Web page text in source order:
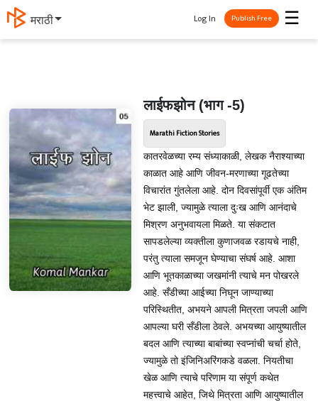
मराठी ☰
Log In Publish Free
लाईफझोन (भाग -5)
Marathi Fiction Stories
कातरवेळच्या रम्य संध्याकाळी, लेखक नैराश्याच्या
काळात आहे आणि जीवन-मरणाच्या गूढतेच्या
विचारांत गुंतलेला आहे. दोन दिवसांपूर्वी एक अंतिम
भेट झाली, ज्यामुळे त्याला दुःख आणि आनंदाचे
मिश्रण अनुभवायला मिळते. या संकटात
सापडलेल्या व्यक्तीला कुणाजवळ रडायचे नाही,
परंतु त्याला समजून घेण्याचा संघर्ष आहे. आशा
आणि भूतकाळाच्या जखमांनी त्याचे मन पोखरले
आहे. सँडीच्या आईच्या निघून जाण्याच्या
परिस्थितीत, अभयने आपली मित्रता जपली आणि
आपल्या घरी सँडीला ठेवले. अभयच्या आयुष्यातील
बदल आणि त्याच्या बाबांच्या स्वप्नांची चर्चा होते,
ज्यामुळे तो इंजिनिअरिंगकडे वळला. नियतीचा
खेळ आणि त्याचे परिणाम या संपूर्ण कथेत
महत्त्वाचे आहेत, जिथे मित्रता आणि आयुष्यातील